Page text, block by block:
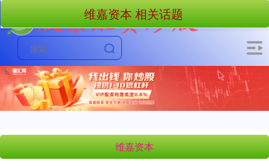
维嘉资本
维嘉资本 相关话题